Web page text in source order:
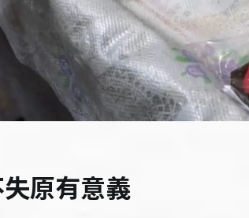
原有意義